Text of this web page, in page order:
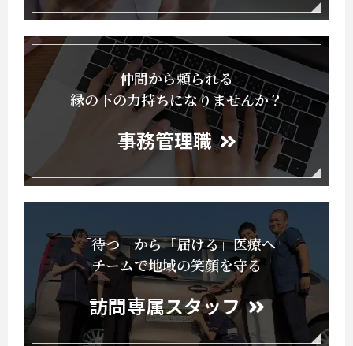
仲間から頼られる
縁の下の力持ちになりませんか？
事務管理職
「待つ」から「届ける」医療へ
チームで地域の笑顔を守る
訪問専属スタッフ